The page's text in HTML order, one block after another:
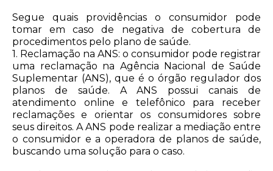
Segue quais providências o consumidor pode
tomar em caso de negativa de cobertura de
procedimentos pelo plano de saúde.
1. Reclamação na ANS: o consumidor pode registrar
uma reclamação na Agência Nacional de Saúde
Suplementar (ANS), que é o órgão regulador dos
planos de saúde. A ANS possui canais de
atendimento online e telefônico para receber
reclamações e orientar os consumidores sobre
seus direitos. A ANS pode realizar a mediação entre
o consumidor e a operadora de planos de saúde,
buscando uma solução para o caso.